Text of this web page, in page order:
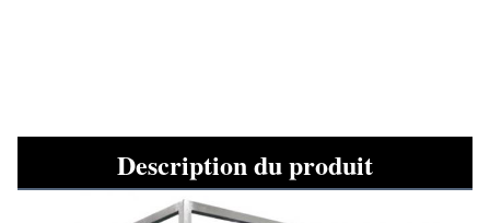
Description du produit